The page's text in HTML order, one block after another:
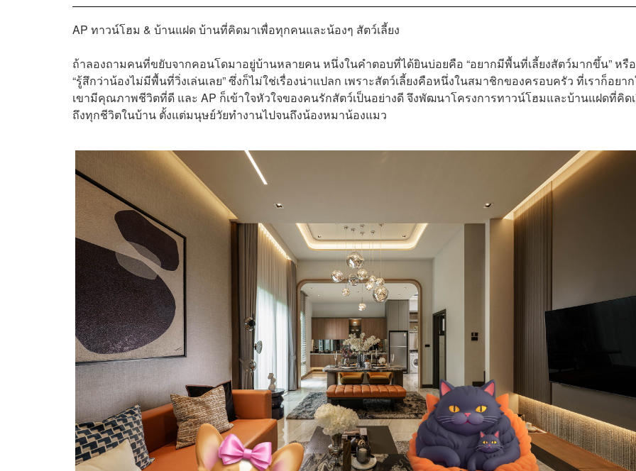
AP ทาวน์โฮม & บ้านแฝด บ้านที่คิดมาเพื่อทุกคนและน้องๆ สัตว์เลี้ยง
ถ้าลองถามคนที่ขยับจากคอนโดมาอยู่บ้านหลายคน หนึ่งในคำตอบที่ได้ยินบ่อยคือ “อยากมีพื้นที่เลี้ยงสัตว์มากขึ้น” หรือ
“รู้สึกว่าน้องไม่มีพื้นที่วิ่งเล่นเลย” ซึ่งก็ไม่ใช่เรื่องน่าแปลก เพราะสัตว์เลี้ยงคือหนึ่งในสมาชิกของครอบครัว ที่เราก็อยา
เขามีคุณภาพชีวิตที่ดี และ AP ก็เข้าใจหัวใจของคนรักสัตว์เป็นอย่างดี จึงพัฒนาโครงการทาวน์โฮมและบ้านแฝดที่คิด
ถึงทุกชีวิตในบ้าน ตั้งแต่มนุษย์วัยทำงานไปจนถึงน้องหมาน้องแมว